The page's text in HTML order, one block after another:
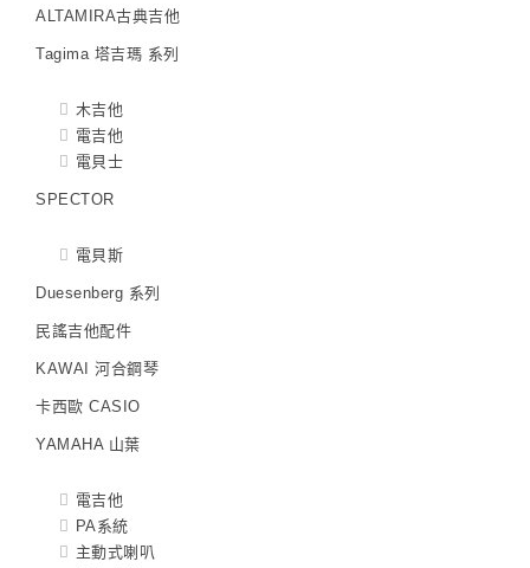
ALTAMIRA古典吉他
Tagima 塔吉瑪 系列
木吉他
電吉他
電貝士
SPECTOR
電貝斯
Duesenberg 系列
民謠吉他配件
KAWAI 河合鋼琴
卡西歐 CASIO
YAMAHA 山葉
電吉他
PA系統
主動式喇叭